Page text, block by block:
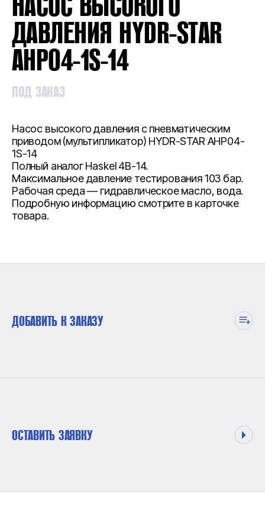
ДАВЛЕНИЯ HYDR-STAR
AHP04-1S-14
ПОД ЗАКАЗ
Насос высокого давления с пневматическим
приводом (мультипликатор) HYDR-STAR AHP04-
1S-14
Полный аналог Haskel 4B-14.
Максимальное давление тестирования 103 бар.
Рабочая среда — гидравлическое масло, вода.
Подробную информацию смотрите в карточке
товара.
ДОБАВИТЬ К ЗАКАЗУ
ОСТАВИТЬ ЗАЯВКУ